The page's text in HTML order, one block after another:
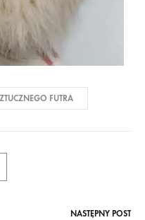
FUTRA
NASTĘPNY POST